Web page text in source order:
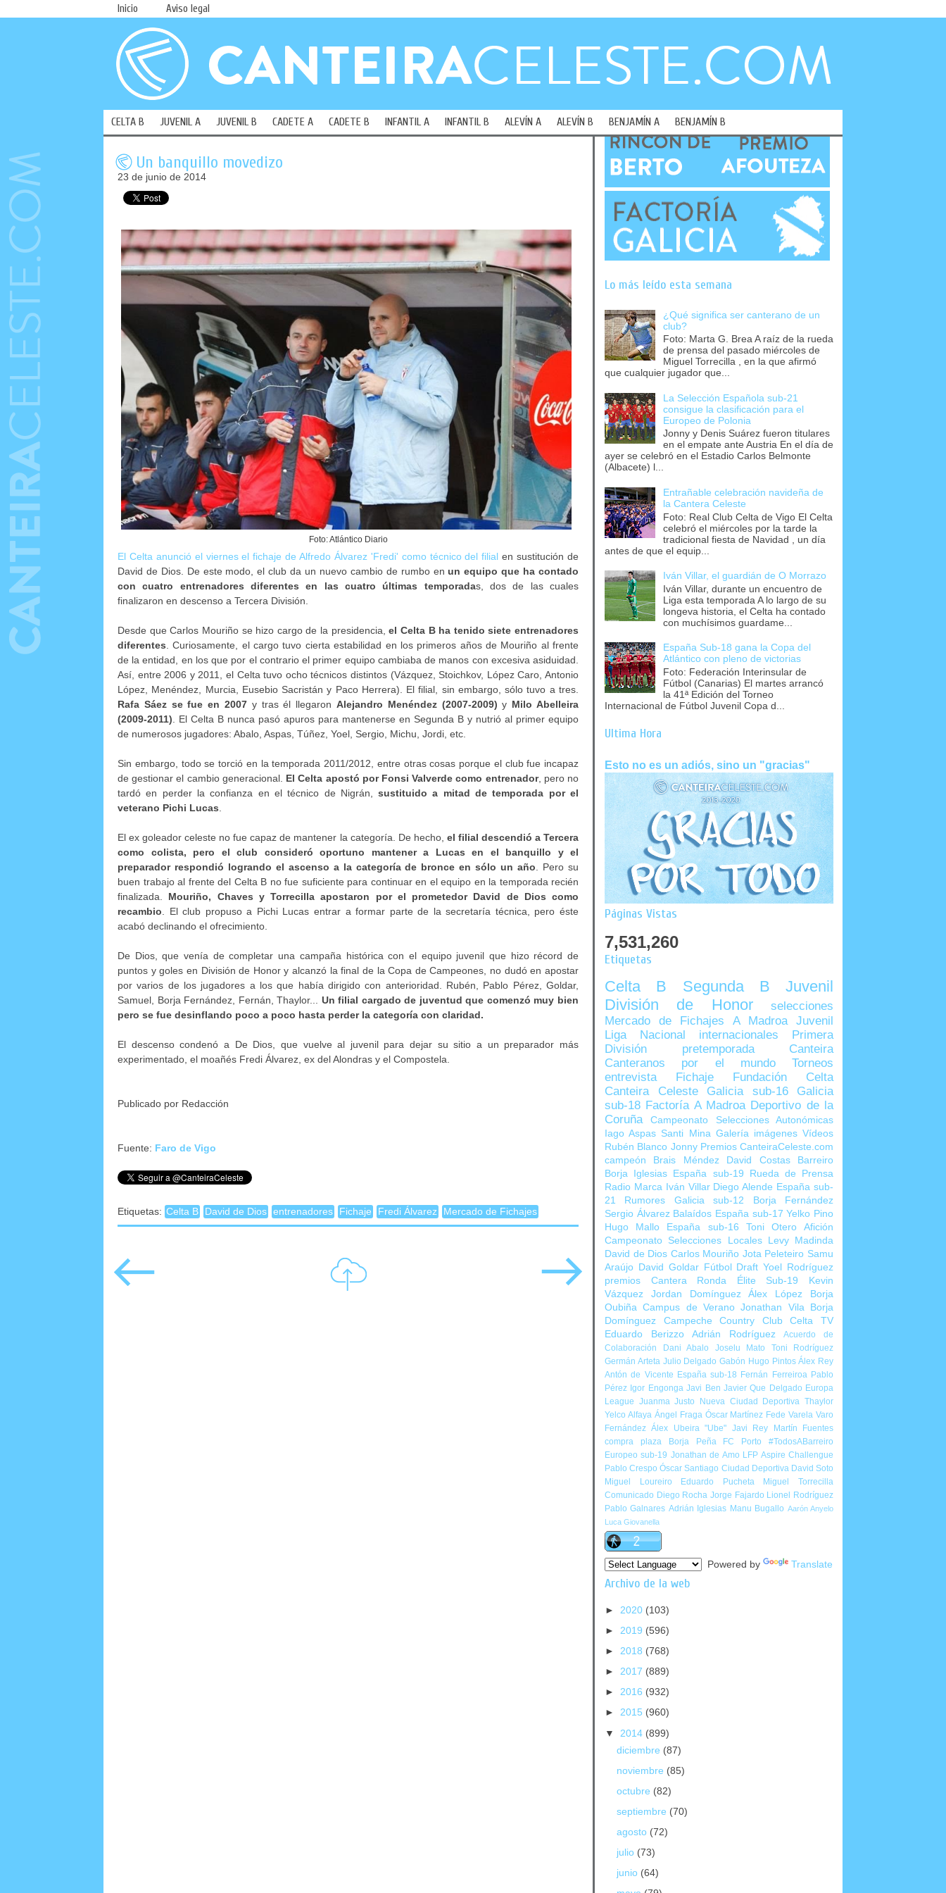
Inicio Aviso legal
CELTA B JUVENIL A JUVENIL B CADETE A CADETE B INFANTIL A INFANTIL B ALEVÍN A ALEVÍN B BENJAMÍN A BENJAMÍN B
Un banquillo movedizo
23 de junio de 2014
Foto: Atlántico Diario
El Celta anunció el viernes el fichaje de Alfredo Álvarez 'Fredi' como técnico del filial en sustitución de
David de Dios. De este modo, el club da un nuevo cambio de rumbo enun equipo que ha contado
con cuatro entrenadores diferentes en las cuatro últimas temporadas, dos de las cuales
finalizaron en descenso a Tercera División.
Desde que Carlos Mouriño se hizo cargo de la presidencia,el Celta B ha tenido siete entrenadores
diferentes . Curiosamente, el cargo tuvo cierta estabilidad en los primeros años de Mouriño al frente
de la entidad, en los que por el contrario el primer equipo cambiaba de manos con excesiva asiduidad.
Así, entre 2006 y 2011, el Celta tuvo ocho técnicos distintos (Vázquez, Stoichkov, López Caro, Antonio
López, Menéndez, Murcia, Eusebio Sacristán y Paco Herrera). El filial, sin embargo, sólo tuvo a tres.
Rafa Sáez se fue en 2007 y tras él llegaron Alejandro Menéndez (2007-2009) y Milo Abelleira
(2009-2011) . El Celta B nunca pasó apuros para mantenerse en Segunda B y nutrió al primer equipo
de numerosos jugadores: Abalo, Aspas, Túñez, Yoel, Sergio, Michu, Jordi, etc.
Sin embargo, todo se torció en la temporada 2011/2012, entre otras cosas porque el club fue incapaz
de gestionar el cambio generacional. El Celta apostó por Fonsi Valverde como entrenador, pero no
tardó en perder la confianza en el técnico de Nigrán,sustituido a mitad de temporada por el
veterano Pichi Lucas
El ex goleador celeste no fue capaz de mantener la categoría. De hecho, el filial descendió a Tercera
como colista, pero el club consideró oportuno mantener a Lucas en el banquillo y el
preparador respondió logrando el ascenso a la categoría de bronce en sólo un año . Pero su
buen trabajo al frente del Celta B no fue suficiente para continuar en el equipo en la temporada recién
finalizada. Mouriño, Chaves y Torrecilla apostaron por el prometedor David de Dios como
recambio . El club propuso a Pichi Lucas entrar a formar parte de la secretaría técnica, pero éste
acabó declinando el ofrecimiento.
De Dios, que venía de completar una campaña histórica con el equipo juvenil que hizo récord de
puntos y goles en División de Honor y alcanzó la final de la Copa de Campeones, no dudó en apostar
por varios de los jugadores a los que había dirigido con anterioridad. Rubén, Pablo Pérez, Goldar,
Samuel, Borja Fernández, Fernán, Thaylor... Un filial cargado de juventud que comenzó muy bien
pero se fue desinflando poco a poco hasta perder la categoría con claridad.
El descenso condenó a De Dios, que vuelve al juvenil para dejar su sitio a un preparador más
experimentado, el moañés Fredi Álvarez, ex del Alondras y el Compostela.
Publicado por Redacción
Fuente: Faro de Vigo
Etiquetas: Celta B David de Dios entrenadores Fichaje Fredi Álvarez Mercado de Fichajes
Lo más leído esta semana
¿Qué significa ser canterano de un
club?
Foto: Marta G. Brea A raíz de la rueda
de prensa del pasado miércoles de
Miguel Torrecilla , en la que afirmó
que cualquier jugador que...
La Selección Española sub-21
consigue la clasificación para el
Europeo de Polonia
Jonny y Denis Suárez fueron titulares
en el empate ante Austria En el día de
ayer se celebró en el Estadio Carlos Belmonte
(Albacete) l...
Entrañable celebración navideña de
la Cantera Celeste
Foto: Real Club Celta de Vigo El Celta
celebró el miércoles por la tarde la
tradicional fiesta de Navidad , un día
antes de que el equip...
Iván Villar, el guardián de O Morrazo
Iván Villar, durante un encuentro de
Liga esta temporada A lo largo de su
longeva historia, el Celta ha contado
con muchísimos guardame...
España Sub-18 gana la Copa del
Atlántico con pleno de victorias
Foto: Federación Interinsular de
Fútbol (Canarias) El martes arrancó
la 41ª Edición del Torneo
Internacional de Fútbol Juvenil Copa d...
Última Hora
Esto no es un adiós, sino un "gracias"
Páginas Vistas
7,531,260
Etiquetas
Celta B Segunda B
Juvenil
División de Honor
selecciones
Mercado de Fichajes
A Madroa
Juvenil
Liga Nacional
internacionales
Primera
División
pretemporada
Canteira
Canteranos por el mundo
Torneos
entrevista
Fichaje
Fundación Celta
Canteira Celeste
Galicia sub-16
Galicia
sub-18 Factoría A Madroa Deportivo de la
Coruña
Campeonato Selecciones Autonómicas
Iago Aspas Santi Mina Galería imágenes Vídeos
Rubén Blanco Jonny Premios CanteiraCeleste.com
campeón
Brais Méndez David Costas
Barreiro
Borja Iglesias
España sub-19
Rueda de Prensa
Radio Marca
Iván Villar Diego Alende España sub-
21
Rumores Galicia sub-12
Borja Fernández
Sergio Álvarez Balaídos España sub-17 Yelko Pino
Hugo Mallo
España sub-16 Toni Otero
Afición
Campeonato Selecciones Locales
Levy Madinda
David de Dios Carlos Mouriño Jota Peleteiro Samu
Araújo David Goldar Fútbol Draft Yoel Rodríguez
premios Cantera
Ronda Élite Sub-19
Kevin
Vázquez
Jordan Domínguez Álex López
Borja
Oubiña Campus de Verano Jonathan Vila
Borja
Domínguez
Campeche Country Club
Celta TV
Eduardo Berizzo
Adrián Rodríguez
Acuerdo de
Colaboración
Dani Abalo Joselu Mato
Toni Rodríguez
Germán Arteta Julio Delgado Gabón Hugo Pintos Álex Rey
Antón de Vicente España sub-18 Fernán Ferreiroa Pablo
Pérez Igor Engonga Javi Ben Javier Que Delgado Europa
League Juanma Justo Nueva Ciudad Deportiva Thaylor
Yelco Alfaya Ángel Fraga Óscar Martínez Fede Varela Varo
Fernández Álex Ubeira "Ube" Javi Rey
Martín Fuentes
compra plaza
Borja Peña FC Porto
#TodosABarreiro
Europeo sub-19 Jonathan de Amo LFP Aspire Challengue
Pablo Crespo Óscar Santiago Ciudad Deportiva David Soto
Miguel Loureiro
Eduardo Pucheta
Miguel Torrecilla
Comunicado Diego Rocha Jorge Fajardo Lionel Rodríguez
Pablo Galnares Adrián Iglesias Manu Bugallo Aarón Anyelo
Luca Giovanella
Powered by Translate
Archivo de la web
► 2020 (103)
► 2019 (596)
► 2018 (768)
► 2017 (889)
► 2016 (932)
► 2015 (960)
▼ 2014 (899)
diciembre (87)
noviembre (85)
octubre (82)
septiembre (70)
agosto (72)
julio (73)
junio (64)